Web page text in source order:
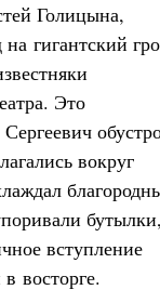
Голицына,
гигантский
Это
вокруг
бутылки,
вступление
восторге.